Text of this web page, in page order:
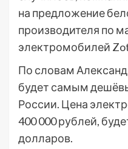
на предложение
производителя по
электромобилей
По словам
будет самым
России. Цена
400 000 рублей,
долларов.